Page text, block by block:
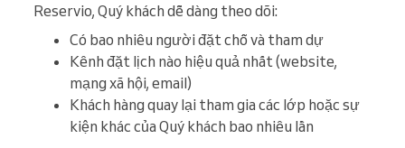
Reservio, Quý khách dễ dàng theo dõi:
Có bao nhiêu người đặt chỗ và tham dự
Kênh đặt lịch nào hiệu quả nhất (website,
mạng xã hội, email)
Khách hàng quay lại tham gia các lớp hoặc sự
kiện khác của Quý khách bao nhiêu lần